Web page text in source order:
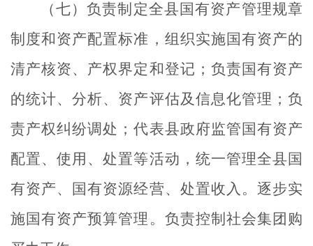
（七）负责制定全县国有资产管理规章
制度和资产配置标准，组织实施国有资产的
清产核资、产权界定和登记；负责国有资产
的统计、分析、资产评估及信息化管理；负
责产权纠纷调处；代表县政府监管国有资产
配置、使用、处置等活动，统一管理全县国
有资产、国有资源经营、处置收入。逐步实
施国有资产预算管理。负责控制社会集团购